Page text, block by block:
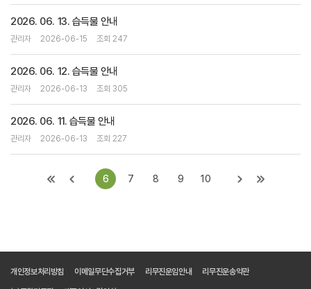
2026. 06. 13. 습득물 안내
관리자 2026-06-15 조회 247
2026. 06. 12. 습득물 안내
관리자 2026-06-13 조회 305
2026. 06. 11. 습득물 안내
관리자 2026-06-13 조회 227
6 7 8 9 10
개인정보처리방침 이메일무단수집거부 리무진운임안내 리무진운송약관